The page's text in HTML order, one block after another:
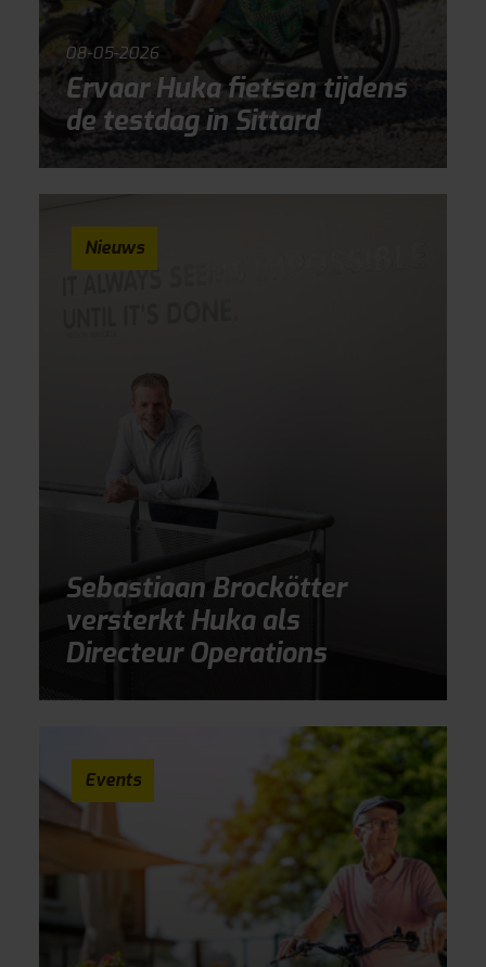
08-05-2026
Ervaar Huka fietsen tijdens
de testdag in Sittard
Nieuws
Sebastiaan Brockötter
versterkt Huka als
Directeur Operations
Events